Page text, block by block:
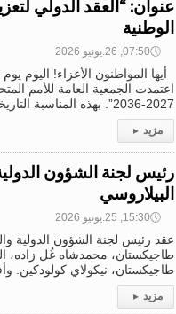
الوطنية
🕔07:50, 26.يونيو 2026
أيها المواطنون الأعزاء! اليوم
اعتمدت الجمعية العامة للأمم
2027-2036”. بهذه المناسبة التاريخية، أتقدم بخالص التهاني لشعب طاجيكستان المحب للسلام.
مزيد ▸
رئيس لجنة الشؤون
البيلاروسي
🕔15:30, 25.يونيو 2026
عقد رئيس لجنة الشؤون الدولية
طاجيكستان، محمدشاه غُل زاده،
طاجيكستان، نيكولاي كولودكين.
مزيد ▸